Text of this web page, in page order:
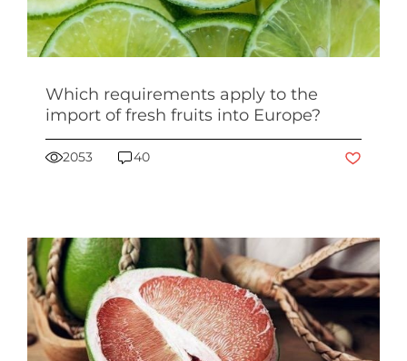
Which requirements apply to the
import of fresh fruits into Europe?
2053 40